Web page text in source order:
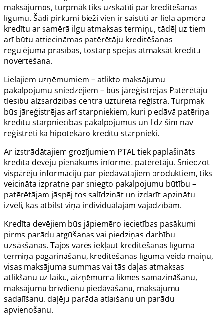
maksājumos, turpmāk tiks uzskatīti par kreditēšanas
līgumu. Šādi pirkumi bieži vien ir saistīti ar liela apmēra
kredītu ar samērā ilgu atmaksas termiņu, tādēļ uz tiem
arī būtu attiecināmas patērētāju kreditēšanas
regulējuma prasības, tostarp spējas atmaksāt kredītu
novērtēšana.
Lielajiem uzņēmumiem – atlikto maksājumu
pakalpojumu sniedzējiem – būs jāreģistrējas Patērētāju
tiesību aizsardzības centra uzturētā reģistrā. Turpmāk
būs jāreģistrējas arī starpniekiem, kuri piedāvā patēriņa
kredītu starpniecības pakalpojumus un līdz šim nav
reģistrēti kā hipotekāro kredītu starpnieki.
Ar izstrādātajiem grozījumiem PTAL tiek paplašināts
kredīta devēju pienākums informēt patērētāju. Sniedzot
vispārēju informāciju par piedāvātajiem produktiem, tiks
veicināta izpratne par sniegto pakalpojumu būtību –
patērētājam jāspēj tos salīdzināt un izdarīt apzinātu
izvēli, kas atbilst viņa individuālajām vajadzībām.
Kredīta devējiem būs jāpiemēro iecietības pasākumi
pirms parādu atgūšanas vai piedziņas darbību
uzsākšanas. Tajos varēs iekļaut kreditēšanas līguma
termiņa pagarināšanu, kreditēšanas līguma veida maiņu,
visas maksājuma summas vai tās daļas atmaksas
atlikšanu uz laiku, aizņēmuma likmes samazināšanu,
maksājumu brīvdienu piedāvāšanu, maksājumu
sadalīšanu, daļēju parāda atlaišanu un parādu
apvienošanu.